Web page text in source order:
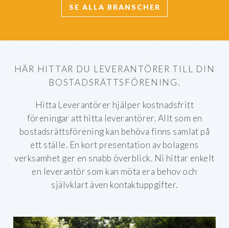
SE ALLA BRANSCHER
HÄR HITTAR DU LEVERANTÖRER TILL DIN
BOSTADSRÄTTSFÖRENING.
Hitta Leverantörer hjälper kostnadsfritt
föreningar att hitta leverantörer. Allt som en
bostadsrättsförening kan behöva finns samlat på
ett ställe. En kort presentation av bolagens
verksamhet ger en snabb överblick. Ni hittar enkelt
en leverantör som kan möta era behov och
självklart även kontaktuppgifter.